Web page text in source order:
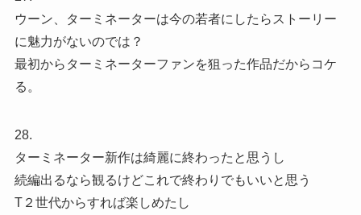
ウーン、ターミネーターは今の若者にしたらストーリー
に魅力がないのでは？
最初からターミネーターファンを狙った作品だからコケ
る。
28.
ターミネーター新作は綺麗に終わったと思うし
続編出るなら観るけどこれで終わりでもいいと思う
T２世代からすれば楽しめたし